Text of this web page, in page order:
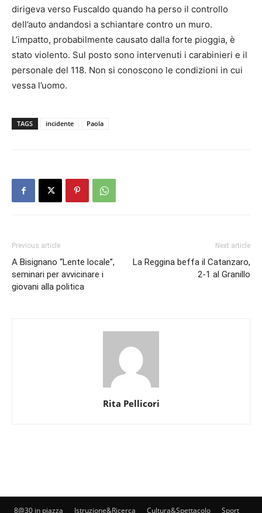
dirigeva verso Fuscaldo quando ha perso il controllo
dell’auto andandosi a schiantare contro un muro.
L’impatto, probabilmente causato dalla forte pioggia, è
stato violento. Sul posto sono intervenuti i carabinieri e il
personale del 118. Non si conoscono le condizioni in cui
vessa l’uomo.
TAGS incidente Paola
Previous article
A Bisignano “Lente locale”,
seminari per avvicinare i
giovani alla politica
Next article
La Reggina beffa il Catanzaro,
2-1 al Granillo
Rita Pellicori
8@30 in piazza Istruzione&Ricerca Cultura&Spettacolo Sport